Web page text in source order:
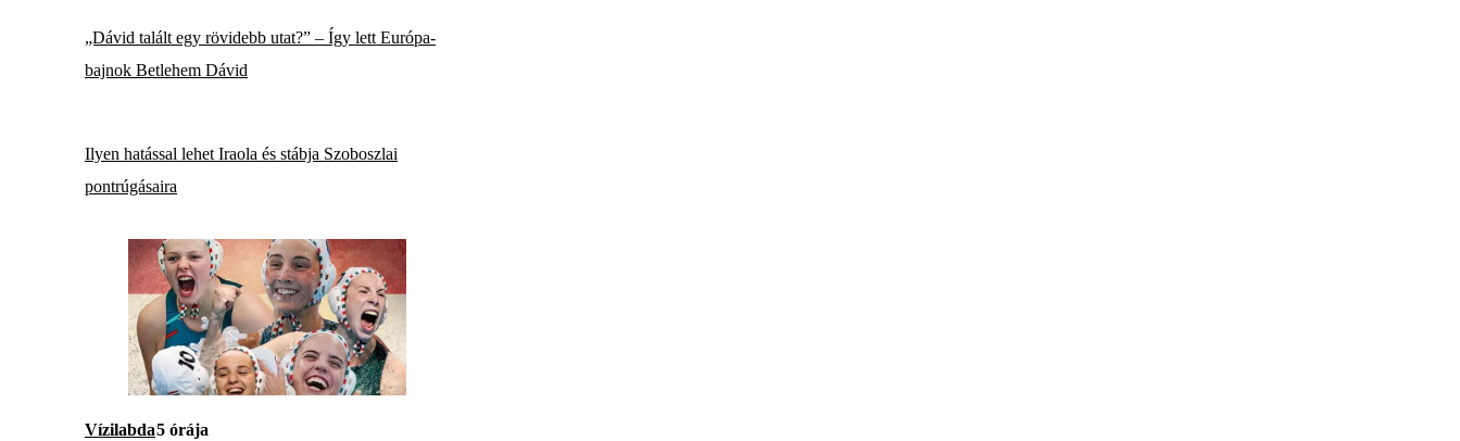
„Dávid talált egy rövidebb utat?” – Így lett Európa-
bajnok Betlehem Dávid
Ilyen hatással lehet Iraola és stábja Szoboszlai
pontrúgásaira
Vízilabda5 órája